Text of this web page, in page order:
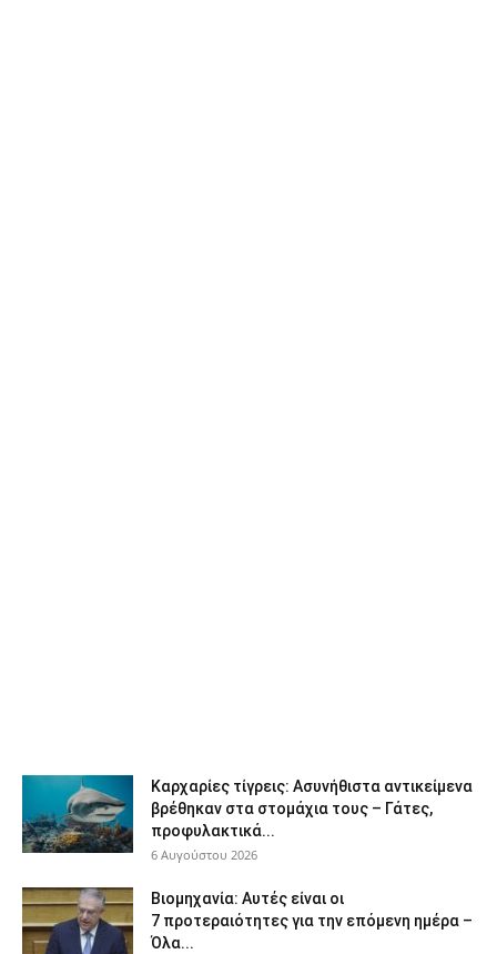
Καρχαρίες τίγρεις: Ασυνήθιστα αντικείμενα
βρέθηκαν στα στομάχια τους – Γάτες,
προφυλακτικά...
6 Αυγούστου 2026
Βιομηχανία: Αυτές είναι οι
7 προτεραιότητες για την επόμενη ημέρα –
Όλα...